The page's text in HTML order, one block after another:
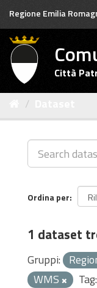
Salta
contenuto
Regione Emilia
Città
Ordina per
1 dataset
Gruppi:
WMS
Tag: